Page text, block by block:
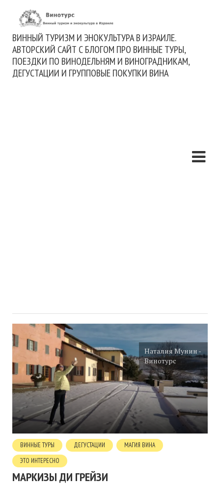
ВИННЫЙ ТУРИЗМ И ЭНОКУЛЬТУРА В ИЗРАИЛЕ.
АВТОРСКИЙ САЙТ С БЛОГОМ ПРО ВИННЫЕ ТУРЫ,
ПОЕЗДКИ ПО ВИНОДЕЛЬНЯМ И ВИНОГРАДНИКАМ,
ДЕГУСТАЦИИ И ГРУППОВЫЕ ПОКУПКИ ВИНА
Наталия Мунин -
Винотурс
ВИННЫЕ ТУРЫ ДЕГУСТАЦИИ
МАГИЯ ВИНА
ЭТО ИНТЕРЕСНО
МАРКИЗЫ ДИ ГРЕЙЗИ